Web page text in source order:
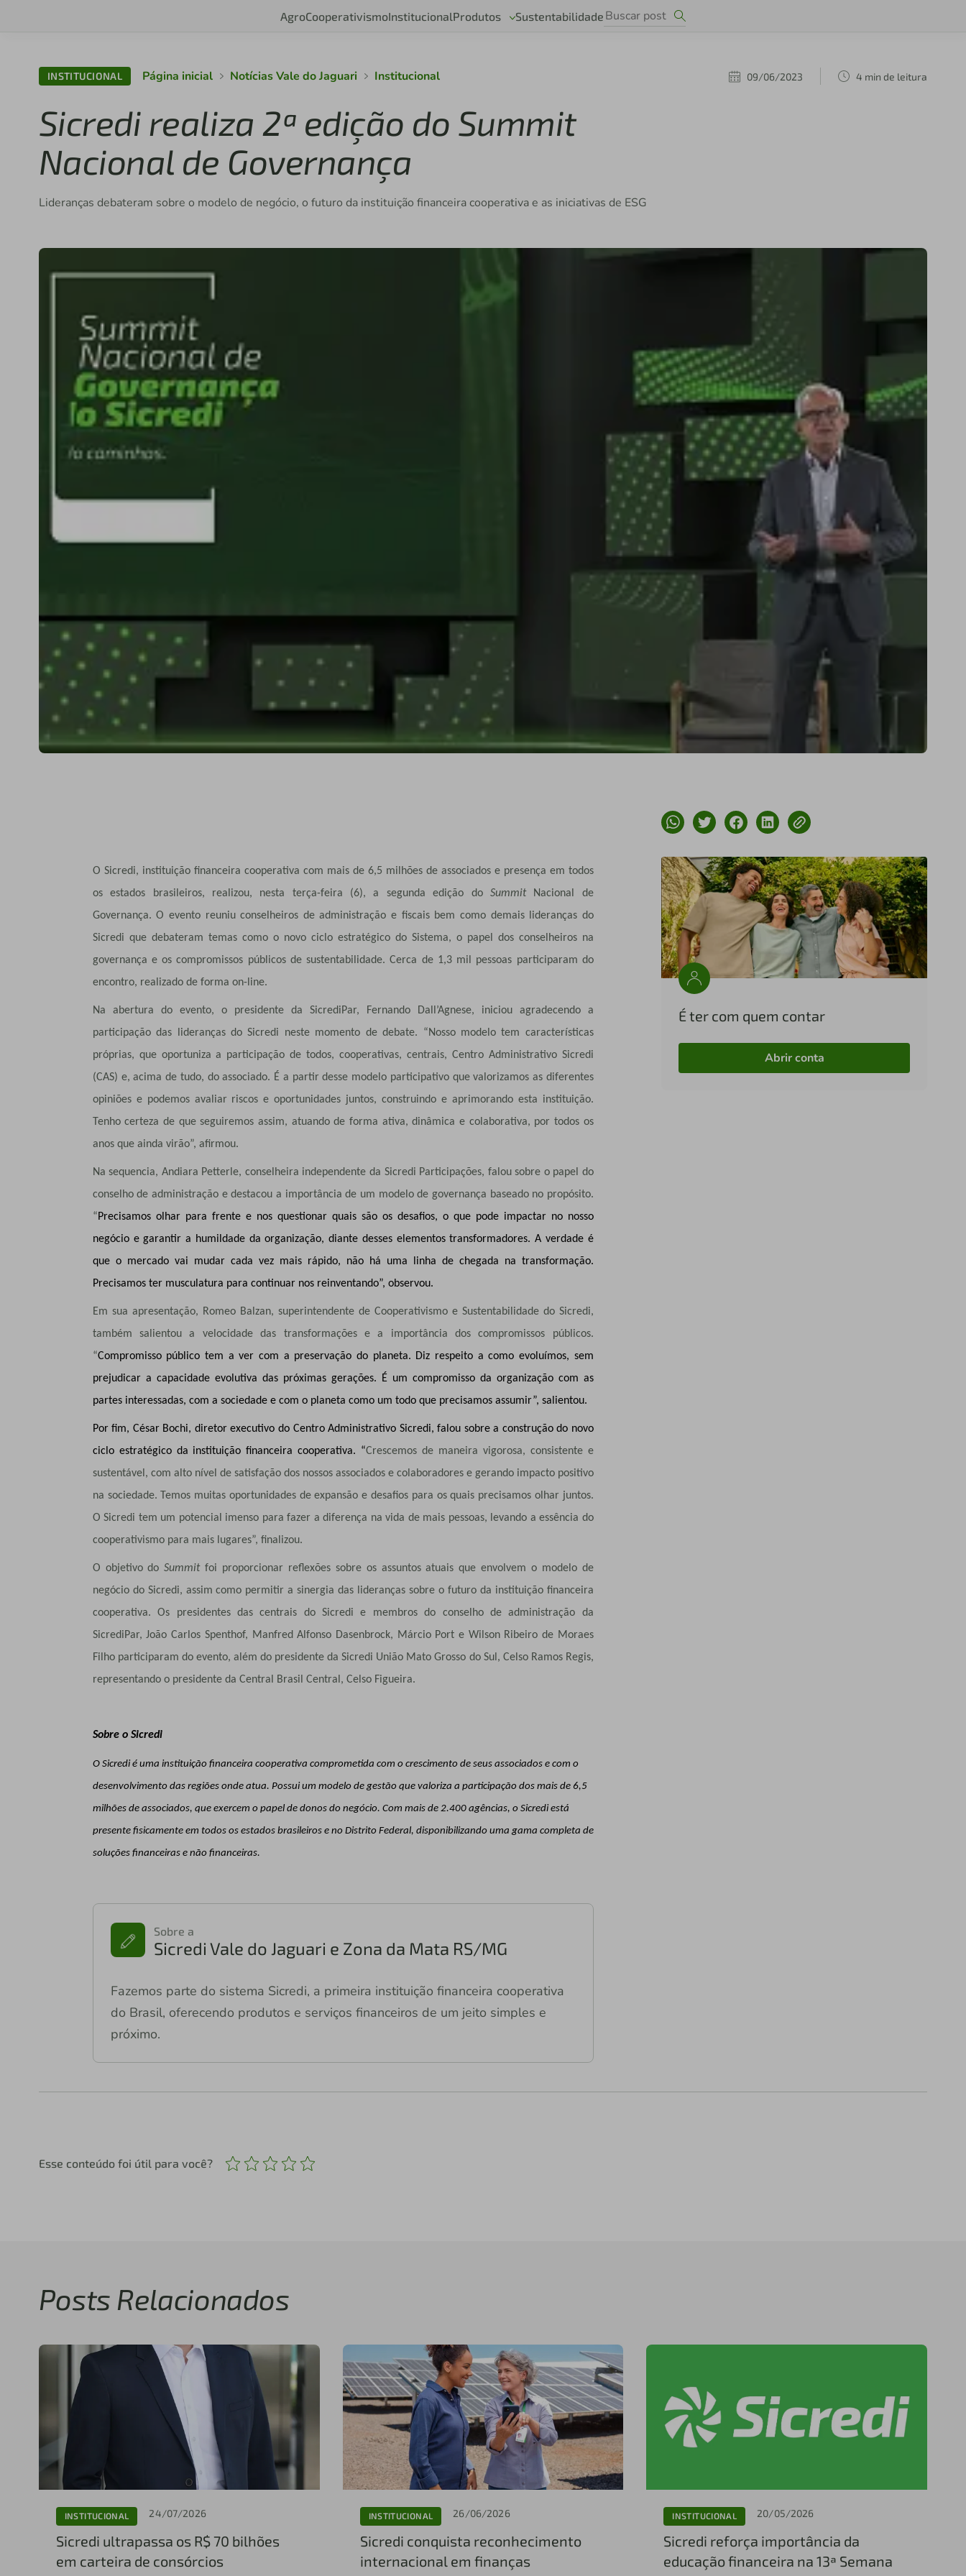
AgroCooperativismoInstitucionalProdutos Sustentabilidade
INSTITUCIONAL Página inicial Notícias Vale do Jaguari Institucional 09/06/2023 4 min de leitura
Sicredi realiza 2ª edição do Summit
Nacional de Governança
Lideranças debateram sobre o modelo de negócio, o futuro da instituição financeira cooperativa e as iniciativas de ESG
O Sicredi, instituição financeira cooperativa com mais de 6,5 milhões de associados e presença em todos
os estados brasileiros, realizou, nesta terça-feira (6), a segunda edição doSummitNacional de
Governança. O evento reuniu conselheiros de administração e fiscais bem como demais lideranças do
Sicredi que debateram temas como o novo ciclo estratégico do Sistema, o papel dos conselheiros na
governança e os compromissos públicos de sustentabilidade. Cerca de 1,3 mil pessoas participaram do
encontro, realizado de forma on-line.
Na abertura do evento, o presidente da SicrediPar, Fernando Dall’Agnese, iniciou agradecendo a
participação das lideranças do Sicredi neste momento de debate. “Nosso modelo tem características
próprias, que oportuniza a participação de todos, cooperativas, centrais, Centro Administrativo Sicredi
(CAS) e, acima de tudo, do associado. É a partir desse modelo participativo que valorizamos as diferentes
opiniões e podemos avaliar riscos e oportunidades juntos, construindo e aprimorando esta instituição.
Tenho certeza de que seguiremos assim, atuando de forma ativa, dinâmica e colaborativa, por todos os
anos que ainda virão”, afirmou.
Na sequencia, Andiara Petterle, conselheira independente da Sicredi Participações, falou sobre o papel do
conselho de administração e destacou a importância de um modelo de governança baseado no propósito.
“Precisamos olhar para frente e nos questionar quais são os desafios, o que pode impactar no nosso
negócio e garantir a humildade da organização, diante desses elementos transformadores. A verdade é
que o mercado vai mudar cada vez mais rápido, não há uma linha de chegada na transformação.
Precisamos ter musculatura para continuar nos reinventando”, observou.
Em sua apresentação, Romeo Balzan, superintendente de Cooperativismo e Sustentabilidade do Sicredi,
também salientou a velocidade das transformações e a importância dos compromissos públicos.
“Compromisso público tem a ver com a preservação do planeta. Diz respeito a como evoluímos, sem
prejudicar a capacidade evolutiva das próximas gerações. É um compromisso da organização com as
partes interessadas, com a sociedade e com o planeta como um todo que precisamos assumir”, salientou.
Por fim, César Bochi, diretor executivo do Centro Administrativo Sicredi, falou sobre a construção do novo
ciclo estratégico da instituição financeira cooperativa. “Crescemos de maneira vigorosa, consistente e
sustentável, com alto nível de satisfação dos nossos associados e colaboradores e gerando impacto positivo
na sociedade. Temos muitas oportunidades de expansão e desafios para os quais precisamos olhar juntos.
O Sicredi tem um potencial imenso para fazer a diferença na vida de mais pessoas, levando a essência do
cooperativismo para mais lugares”, finalizou.
O objetivo doSummitfoi proporcionar reflexões sobre os assuntos atuais que envolvem o modelo de
negócio do Sicredi, assim como permitir a sinergia das lideranças sobre o futuro da instituição financeira
cooperativa. Os presidentes das centrais do Sicredi e membros do conselho de administração da
SicrediPar, João Carlos Spenthof, Manfred Alfonso Dasenbrock, Márcio Port e Wilson Ribeiro de Moraes
Filho participaram do evento, além do presidente da Sicredi União Mato Grosso do Sul, Celso Ramos Regis,
representando o presidente da Central Brasil Central, Celso Figueira.
Sobre o Sicredi
O Sicredi é uma instituição financeira cooperativa comprometida com o crescimento de seus associados e com o
desenvolvimento das regiões onde atua. Possui um modelo de gestão que valoriza a participação dos mais de 6,5
milhões de associados, que exercem o papel de donos do negócio. Com mais de 2.400 agências, o Sicredi está
presente fisicamente em todos os estados brasileiros e no Distrito Federal, disponibilizando uma gama completa de
soluções financeiras e não financeiras.
Sobre a
Sicredi Vale do Jaguari e Zona da Mata RS/MG
Fazemos parte do sistema Sicredi, a primeira instituição financeira cooperativa
do Brasil, oferecendo produtos e serviços financeiros de um jeito simples e
próximo.
É ter com quem contar
Abrir conta
Esse conteúdo foi útil para você?
Posts Relacionados
INSTITUCIONAL 24/07/2026
Sicredi ultrapassa os R$ 70 bilhões
em carteira de consórcios
INSTITUCIONAL 26/06/2026
Sicredi conquista reconhecimento
internacional em finanças
INSTITUCIONAL 20/05/2026
Sicredi reforça importância da
educação financeira na 13ª Semana